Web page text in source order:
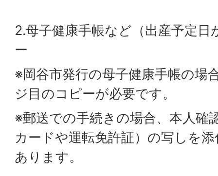
2.母子健康手帳など（出産予定
ー
※岡谷市発行の母子健康手帳の場
ジ目のコピーが必要です。
※郵送での手続きの場合、本人確
カードや運転免許証）の写しを
あります。